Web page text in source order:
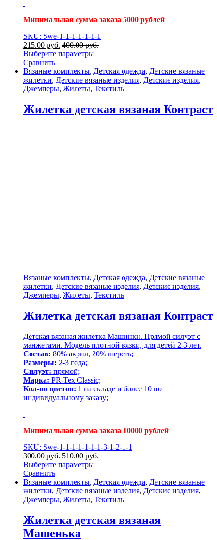
Минимальная сумма заказа 5000 рублей
SKU: Swe-1-1-1-1-1-1-1
215.00 руб. 400.00руб.
Выберите параметры
Сравнить
Вязаные комплекты, Детская одежда, Детские вязаные
жилетки, Детские вязаные изделия, Детские изделия,
Джемперы, Жилеты, Текстиль
Жилетка детская вязаная Контраст
Вязаные комплекты, Детская одежда, Детские вязаные
жилетки, Детские вязаные изделия, Детские изделия,
Джемперы, Жилеты, Текстиль
Жилетка детская вязаная Контраст
Детская вязаная жилетка Машинки. Прямой силуэт с
манжетами. Модель плотной вязки, для детей 2-3 лет.
Состав: 80% акрил, 20% шерсть;
Размеры: 2-3 года;
Силуэт: прямой;
Марка: PR-Tex Classic;
Кол-во цветов: 1 на складе и более 10 по
индивидуальному заказу;
Минимальная сумма заказа 10000 рублей
SKU: Swe-1-1-1-1-1-1-1-3-1-2-1-1
300.00 руб. 510.00руб.
Выберите параметры
Сравнить
Вязаные комплекты, Детская одежда, Детские вязаные
жилетки, Детские вязаные изделия, Детские изделия,
Джемперы, Жилеты, Текстиль
Жилетка детская вязаная
Машенька